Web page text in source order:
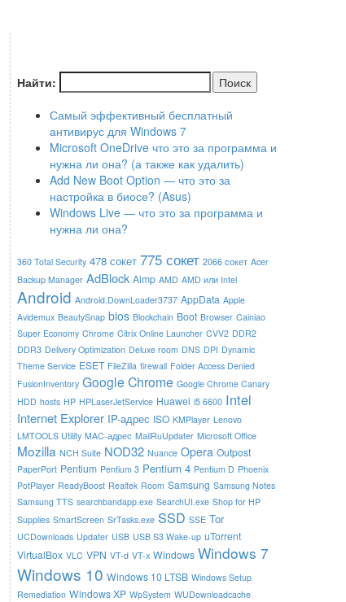
Найти:
Самый эффективный бесплатный
антивирус для Windows 7
Microsoft OneDrive что это за программа и
нужна ли она? (а также как удалить)
Add New Boot Option — что это за
настройка в биосе? (Asus)
Windows Live — что это за программа и
нужна ли она?
360 Total Security 478 сокет 775 сокет 2066 сокет Acer
Backup Manager AdBlock Aimp AMD AMD или Intel
Android Android.DownLoader3737 AppData Apple
Avidemux BeautySnap bios Blockchain Boot Browser Cainiao
Super Economy Chrome Citrix Online Launcher CVV2 DDR2
DDR3 Delivery Optimization Deluxe room DNS DPI Dynamic
Theme Service ESET FileZilla firewall Folder Access Denied
FusionInventory Google Chrome Google Chrome Canary
HDD hosts HP HPLaserJetService Huawei i5 6600 Intel
Internet Explorer IP-адрес ISO KMPlayer Lenovo
LMTOOLS Utility MAC-адрес MailRuUpdater Microsoft Office
Mozilla NCH Suite NOD32 Nuance Opera Outpost
PaperPort Pentium Pentium 3 Pentium 4 Pentium D Phoenix
PotPlayer ReadyBoost Realtek Room Samsung Samsung Notes
Samsung TTS searchbandapp.exe SearchUI.exe Shop for HP
Supplies SmartScreen SrTasks.exe SSD SSE Tor
UCDownloads Updater USB USB S3 Wake-up uTorrent
VirtualBox VLC VPN VT-d VT-x Windows Windows 7
Windows 10 Windows 10 LTSB Windows Setup
Remediation Windows XP WpSystem WUDownloadcache